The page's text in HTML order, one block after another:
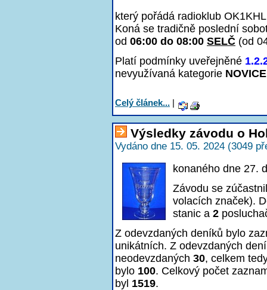
který pořádá radioklub
Koná se tradičně poslední
od 06:00 do 08:00 SELČ (od
Platí podmínky uveřejněné
nevyužívaná kategorie NOVICE
Celý článek... |
Výsledky závodu o
Vydáno dne 15. 05. 2024 (3049
konaného dne 27.
Závodu se
volacích značek).
stanic a 2
Z odevzdaných deníků bylo
unikátních. Z odevzdaných
neodevzdaných 30, celkem
bylo 100. Celkový počet
byl 1519.